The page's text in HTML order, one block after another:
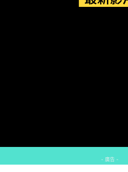
- 廣告 -